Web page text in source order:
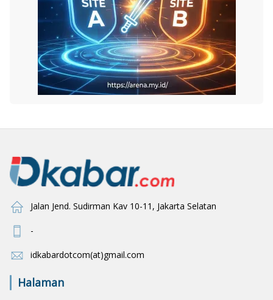
Jalan Jend. Sudirman Kav 10-11, Jakarta Selatan
-
idkabardotcom(at)gmail.com
Halaman